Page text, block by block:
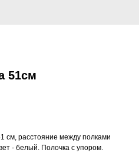
51см
см, расстояние между полками
- белый. Полочка с упором.